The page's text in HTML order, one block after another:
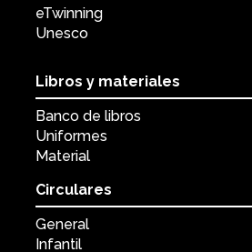
eTwinning
Unesco
Libros y materiales
Banco de libros
Uniformes
Material
Circulares
General
Infantil